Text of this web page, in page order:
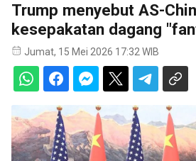
Trump menyebut AS-
kesepakatan dagang
Jumat, 15 Mei 2026 17:32 WIB